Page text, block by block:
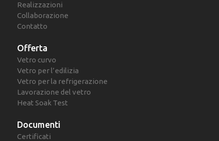
Realizzazioni
Collaborazione
Contatto
Offerta
Vetro curvo
Vetro per l’edilizia
Vetro per la refrigerazione
Lavorazione del vetro
Heat Soak Test
Documenti
Certificati